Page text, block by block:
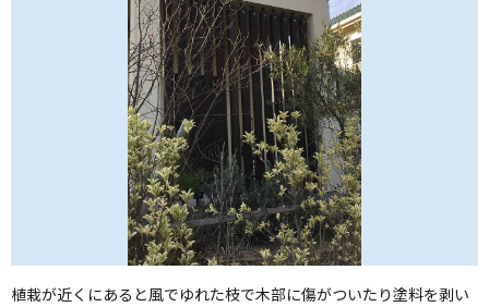
植栽が近くにあると風でゆれた枝で木部に傷がついたり塗料を剥い